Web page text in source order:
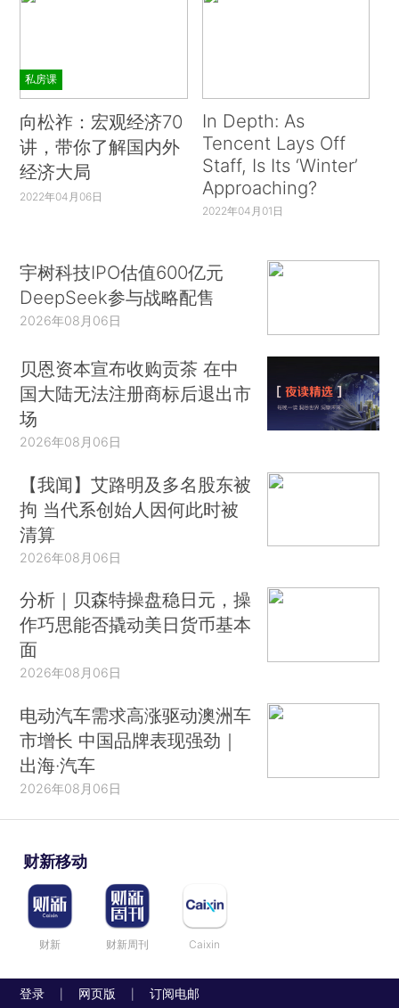
私房课
向松祚：宏观经济70
讲，带你了解国内外
经济大局
2022年04月06日
In Depth: As
Tencent Lays Off
Staff, Is Its ‘Winter’
Approaching?
2022年04月01日
宇树科技IPO估值600亿元
DeepSeek参与战略配售
2026年08月06日
贝恩资本宣布收购贡茶 在中
国大陆无法注册商标后退出市
场
2026年08月06日
【我闻】艾路明及多名股东被
拘 当代系创始人因何此时被
清算
2026年08月06日
分析｜贝森特操盘稳日元，操
作巧思能否撬动美日货币基本
面
2026年08月06日
电动汽车需求高涨驱动澳洲车
市增长 中国品牌表现强劲｜
出海·汽车
2026年08月06日
财新移动
财新 财新周刊 Caixin
登录 网页版 订阅电邮